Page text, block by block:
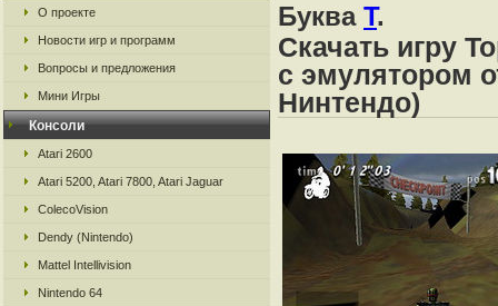
О проекте
Новости игр и программ
Вопросы и предложения
Мини Игры
Консоли
Atari 2600
Atari 5200, Atari 7800, Atari Jaguar
ColecoVision
Dendy (Nintendo)
Mattel Intellivision
Nintendo 64
Буква T.
Скачать игру
с эмулятором
Нинтендо)